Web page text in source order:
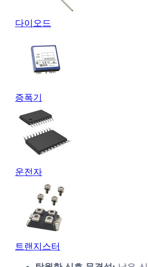
다이오드
증폭기
운전자
트랜지스터